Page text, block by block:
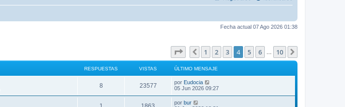
Fecha actual 07 Ago 2026 01:38
Página4 de 10
Anterior
1 2 3 4 5 6 10
RESPUESTAS VISTAS ÚLTIMO MENSAJE
8 23577 por Eudocia
05 Jun 2026 09:27
por bur